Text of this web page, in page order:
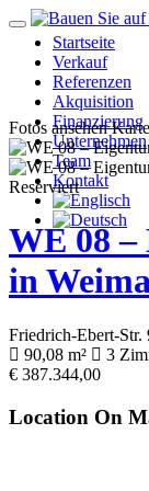
Startseite
Verkauf
Referenzen
Akquisition
Finanzierung
Unternehmen
Team
Kontakt
Fotos ansehen
Reserviert
WE 08 –
in
Friedrich-Ebert-Str.
90,08 m²
3
€ 387.344,00
Location On